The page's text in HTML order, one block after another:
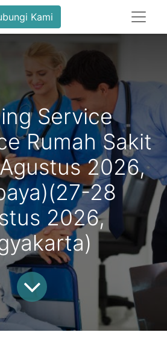
Kami
Service
Rumah Sakit
2026,
28
2026,